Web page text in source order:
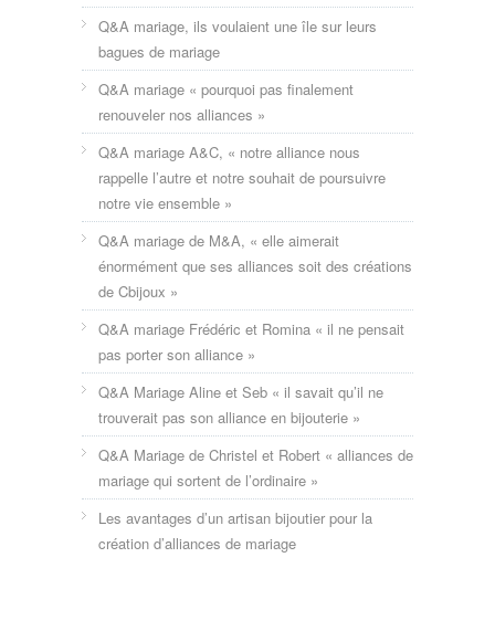
Q&A mariage, ils voulaient une île sur leurs
bagues de mariage
Q&A mariage « pourquoi pas finalement
renouveler nos alliances »
Q&A mariage A&C, « notre alliance nous
rappelle l’autre et notre souhait de poursuivre
notre vie ensemble »
Q&A mariage de M&A, « elle aimerait
énormément que ses alliances soit des créations
de Cbijoux »
Q&A mariage Frédéric et Romina « il ne pensait
pas porter son alliance »
Q&A Mariage Aline et Seb « il savait qu’il ne
trouverait pas son alliance en bijouterie »
Q&A Mariage de Christel et Robert « alliances de
mariage qui sortent de l’ordinaire »
Les avantages d’un artisan bijoutier pour la
création d’alliances de mariage